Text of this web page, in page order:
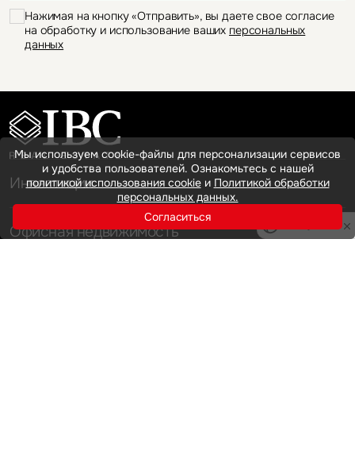
Нажимая на кнопку «Отправить», вы даете свое согласие
на обработку и использование ваших персональных
данных
Инвестиции
Офисная недвижимость
Мы используем cookie-файлы для персонализации сервисов
и удобства пользователей. Ознакомьтесь с нашей
политикой использования cookieи Политикой обработки
персональных данных.
Согласиться